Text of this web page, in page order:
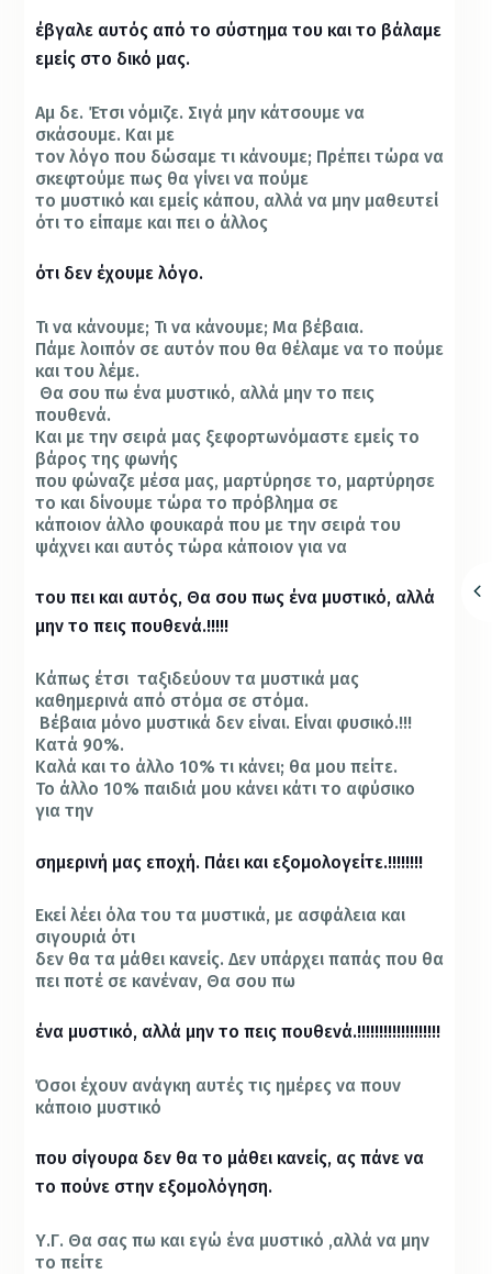
έβγαλε αυτός από το σύστημα του και το βάλαμε
εμείς στο δικό μας.
Αμ δε. Έτσι νόμιζε. Σιγά μην κάτσουμε να
σκάσουμε. Και με
τον λόγο που δώσαμε τι κάνουμε; Πρέπει τώρα να
σκεφτούμε πως θα γίνει να πούμε
το μυστικό και εμείς κάπου, αλλά να μην μαθευτεί
ότι το είπαμε και πει ο άλλος
ότι δεν έχουμε λόγο.
Τι να κάνουμε; Τι να κάνουμε; Μα βέβαια.
Πάμε λοιπόν σε αυτόν που θα θέλαμε να το πούμε
και του λέμε.
Θα σου πω ένα μυστικό, αλλά μην το πεις
πουθενά.
Και με την σειρά μας ξεφορτωνόμαστε εμείς το
βάρος της φωνής
που φώναζε μέσα μας, μαρτύρησε το, μαρτύρησε
το και δίνουμε τώρα το πρόβλημα σε
κάποιον άλλο φουκαρά που με την σειρά του
ψάχνει και αυτός τώρα κάποιον για να
του πει και αυτός, Θα σου πως ένα μυστικό, αλλά
μην το πεις πουθενά.!!!!!
Κάπως έτσι ταξιδεύουν τα μυστικά μας
καθημερινά από στόμα σε στόμα.
Βέβαια μόνο μυστικά δεν είναι. Είναι φυσικό.!!!
Κατά 90%.
Καλά και το άλλο 10% τι κάνει; θα μου πείτε.
Το άλλο 10% παιδιά μου κάνει κάτι το αφύσικο
για την
σημερινή μας εποχή. Πάει και εξομολογείτε.!!!!!!!!
Εκεί λέει όλα του τα μυστικά, με ασφάλεια και
σιγουριά ότι
δεν θα τα μάθει κανείς. Δεν υπάρχει παπάς που θα
πει ποτέ σε κανέναν, Θα σου πω
ένα μυστικό, αλλά μην το πεις πουθενά.!!!!!!!!!!!!!!!!!!!
Όσοι έχουν ανάγκη αυτές τις ημέρες να πουν
κάποιο μυστικό
που σίγουρα δεν θα το μάθει κανείς, ας πάνε να
το πούνε στην εξομολόγηση.
Υ.Γ. Θα σας πω και εγώ ένα μυστικό ,αλλά να μην
το πείτε